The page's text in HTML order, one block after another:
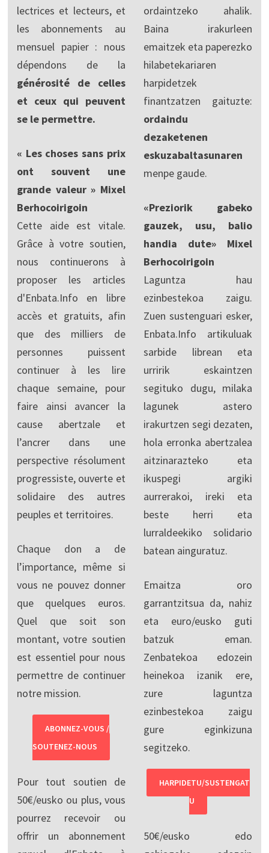
lectrices et lecteurs, et
les abonnements au
mensuel papier : nous
dépendons de la
générosité de celles
et ceux qui peuvent
se le permettre.
« Les choses sans prix
ont souvent une
grande valeur » Mixel
Berhocoirigoin
Cette aide est vitale.
Grâce à votre soutien,
nous continuerons à
proposer les articles
d'Enbata.Info en libre
accès et gratuits, afin
que des milliers de
personnes puissent
continuer à les lire
chaque semaine, pour
faire ainsi avancer la
cause abertzale et
l’ancrer dans une
perspective résolument
progressiste, ouverte et
solidaire des autres
peuples et territoires.
Chaque don a de
l’importance, même si
vous ne pouvez donner
que quelques euros.
Quel que soit son
montant, votre soutien
est essentiel pour nous
permettre de continuer
notre mission.
ABONNEZ-VOUS /
SOUTENEZ-NOUS
Pour tout soutien de
50€/eusko ou plus, vous
pourrez recevoir ou
offrir un abonnement
ordaintzeko ahalik.
Baina irakurleen
emaitzek eta paperezko
hilabetekariaren
harpidetzek
finantzatzen gaituzte:
ordaindu
dezaketenen
eskuzabaltasunaren
menpe gaude.
«Preziorik gabeko
gauzek, usu, balio
handia dute» Mixel
Berhocoirigoin
Laguntza hau
ezinbestekoa zaigu.
Zuen sustenguari esker,
Enbata.Info artikuluak
sarbide librean eta
urririk eskaintzen
segituko dugu, milaka
lagunek astero
irakurtzen segi dezaten,
hola erronka abertzalea
aitzinarazteko eta
ikuspegi argiki
aurrerakoi, ireki eta
beste herri eta
lurraldeekiko solidario
batean ainguratuz.
Emaitza oro
garrantzitsua da, nahiz
eta euro/eusko guti
batzuk eman.
Zenbatekoa edozein
heinekoa izanik ere,
zure laguntza
ezinbestekoa zaigu
gure eginkizuna
segitzeko.
HARPIDETU/SUSTENGAT
U
50€/eusko edo